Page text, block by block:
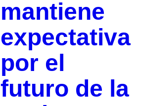
mantiene
expectativa
por el
futuro de la